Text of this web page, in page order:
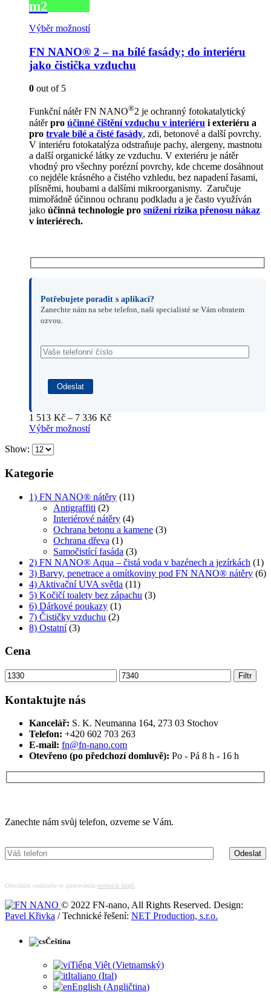
m2
Výběr možností
FN NANO® 2 – na bílé fasády; do interiéru
jako čistička vzduchu
0 out of 5
Funkční nátěr FN NANO®2 je ochranný fotokatalytický
nátěrpro účinné čištění vzduchu v interiéru i exteriéru a
pro trvale bílé a čisté fasády, zdi, betonové a další povrchy.
V interiéru fotokatalýza odstraňuje pachy, alergeny, mastnotu
a další organické látky ze vzduchu. V exteriéru je nátěr
vhodný pro všechny porézní povrchy, kde chceme dosáhnout
co nejdéle krásného a čistého vzhledu, bez napadení řasami,
plísněmi, houbami a dalšími mikroorganismy. Zaručuje
mimořádně účinnou ochranu podkladu a je často využíván
jako účinná technologie pro snížení rizika přenosu nákaz
v interiérech.
Potřebujete poradit s aplikací?
Zanechte nám na sebe telefon, naši specialisté se Vám obratem
ozvou.
1 513 Kč – 7 336 KčRozpětí
Výběr možností
Show:
Kategorie
1) FN NANO® nátěry (11)
Antigraffiti (2)
Interiérové nátěry (4)
Ochrana betonu a kamene (3)
Ochrana dřeva (1)
Samočistící fasáda (3)
2) FN NANO® Aqua – čistá voda v bazénech a jezírkách (1)
3) Barvy, penetrace a omítkoviny pod FN NANO® nátěry (6)
4) Aktivační UVA světla (11)
5) Kočičí toalety bez zápachu (3)
6) Dárkové poukazy (1)
7) Čističky vzduchu (2)
8) Ostatní (3)
Cena
Minimální
cena
Maximální
cena
Filtr
Kontaktujte nás
Kancelář: S. K. Neumanna 164, 273 03 Stochov
Telefon: +420 ‭602 703 263‬
E-mail: fn@fn-nano.com
Otevřeno (po předchozí domluvě): Po - Pá 8 h - 16 h
Zanechte nám svůj telefon, ozveme se Vám.
Odesláním souhlasíte se zpracováním osobních údajů.
© 2022 FN-nano, All Rights Reserved. Design:
Pavel Křivka / Technické řešení: NET Production, s.r.o.
Čeština
Tiếng Việt (Vietnamský)
Italiano (Ital)
English (Angličtina)